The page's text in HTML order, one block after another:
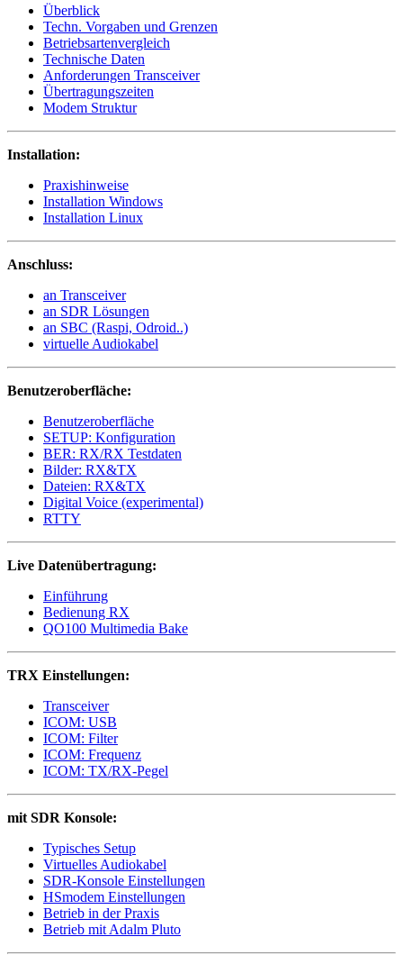
Überblick
Techn. Vorgaben und Grenzen
Betriebsartenvergleich
Technische Daten
Anforderungen Transceiver
Übertragungszeiten
Modem Struktur
Installation:
Praxishinweise
Installation Windows
Installation Linux
Anschluss:
an Transceiver
an SDR Lösungen
an SBC (Raspi, Odroid..)
virtuelle Audiokabel
Benutzeroberfläche:
Benutzeroberfläche
SETUP: Konfiguration
BER: RX/RX Testdaten
Bilder: RX&TX
Dateien: RX&TX
Digital Voice (experimental)
RTTY
Live Datenübertragung:
Einführung
Bedienung RX
QO100 Multimedia Bake
TRX Einstellungen:
Transceiver
ICOM: USB
ICOM: Filter
ICOM: Frequenz
ICOM: TX/RX-Pegel
mit SDR Konsole:
Typisches Setup
Virtuelles Audiokabel
SDR-Konsole Einstellungen
HSmodem Einstellungen
Betrieb in der Praxis
Betrieb mit Adalm Pluto